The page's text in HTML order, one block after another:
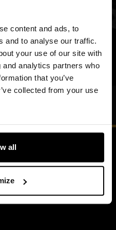
content and ads, to
and to analyse our traffic.
your use of our site with
analytics partners who
that you’ve
collected from your use
all
ДО НАС
t tt